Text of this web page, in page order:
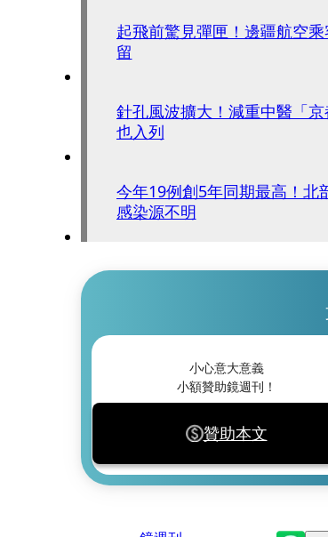
起飛前驚見彈匣！邊疆航空
留
針孔風波擴大！減重中醫「
也入列
今年19例創5年同期最高！
感染源不明
小心意大意義
小額贊助鏡週刊！
贊助本文